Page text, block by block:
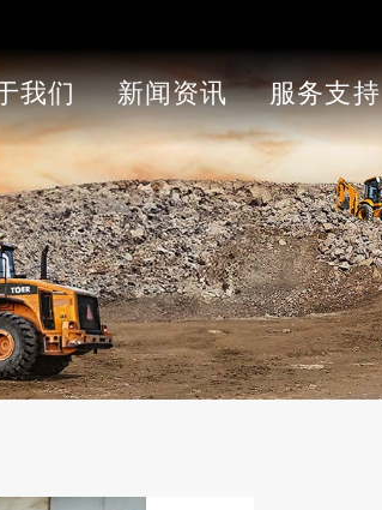
我们 新闻资讯 服务支持